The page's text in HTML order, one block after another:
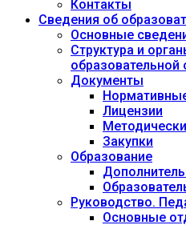
Контакты
Сведения об
Основные
Структура и
образовательной
Документы
Лицензии
Закупки
Образование
Руководство.
Основные